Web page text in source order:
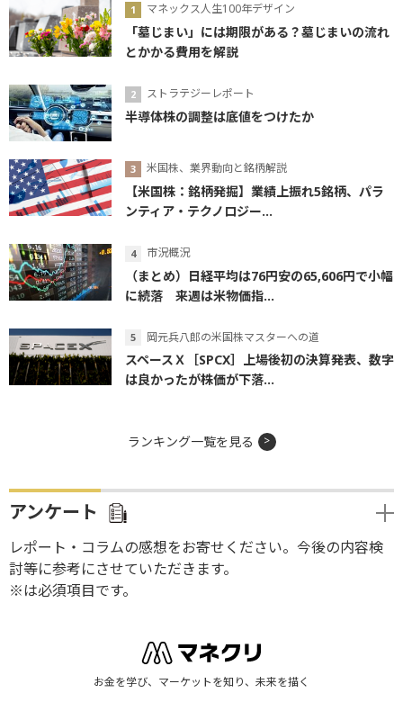
マネックス人生100年デザイン
「墓じまい」には期限がある？墓じまいの流れ
とかかる費用を解説
ストラテジーレポート
半導体株の調整は底値をつけたか
米国株、業界動向と銘柄解説
【米国株：銘柄発掘】業績上振れ5銘柄、パラ
ンティア・テクノロジー...
市況概況
（まとめ）日経平均は76円安の65,606円で小幅
に続落 来週は米物価指...
岡元兵八郎の米国株マスターへの道
スペースＸ［SPCX］上場後初の決算発表、数字
は良かったが株価が下落...
ランキング一覧を見る
アンケート
レポート・コラムの感想をお寄せください。今後の内容検
討等に参考にさせていただきます。
※は必須項目です。
お金を学び、マーケットを知り、未来を描く